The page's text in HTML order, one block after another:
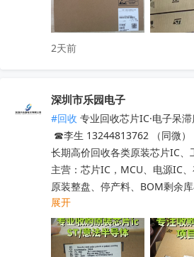
2天前
深圳市乐园电子
#回收 专业回收芯片IC·电子呆
☎李生 13244813762 （同微）
长期高价回收各类原装芯片IC、
主营：芯片IC，MCU、电源IC
原装整盘、停产料、BOM剩余
工厂清仓、项目取消、仓库积
专业人员上门清点核验，报价
展开